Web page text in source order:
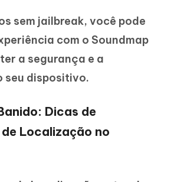
sem jailbreak, você pode
com o Soundmap
a segurança e a
seu dispositivo.
Dicas de
Localização no